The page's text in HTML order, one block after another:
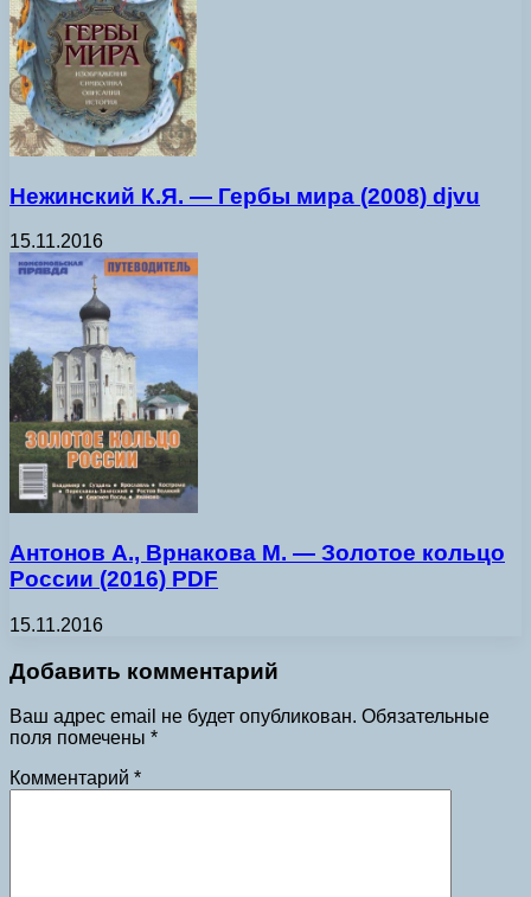
Нежинский К.Я. — Гербы мира (2008) djvu
15.11.2016
Антонов А., Врнакова М. — Золотое кольцо
России (2016) PDF
15.11.2016
Добавить комментарий
Ваш адрес email не будет опубликован. Обязательные
поля помечены *
Комментарий *